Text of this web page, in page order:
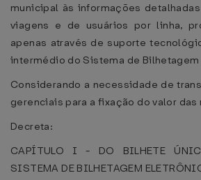
municipal às informações
viagens e de usuários por linha,
apenas através de suporte
intermédio do Sistema de Bilhetagem
Considerando a necessidade de
gerenciais para a fixação do valor
Decreta:
CAPÍTULO I - DO BILHETE
SISTEMA DE BILHETAGEM